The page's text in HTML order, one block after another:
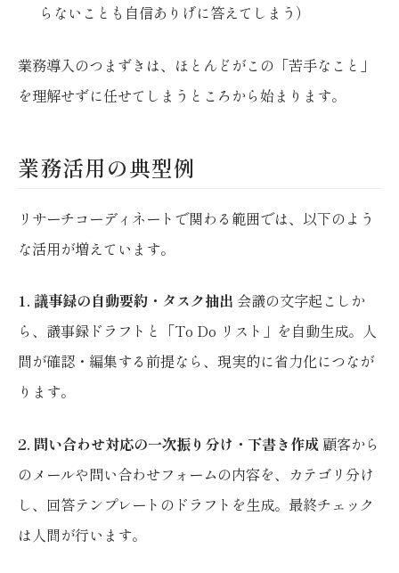
らないことも自信ありげに答えてしまう）
業務導入のつまずきは、ほとんどがこの「苦手なこと」
を理解せずに任せてしまうところから始まります。
業務活用の典型例
リサーチコーディネートで関わる範囲では、以下のよう
な活用が増えています。
1. 議事録の自動要約・タスク抽出 会議の文字起こしか
ら、議事録ドラフトと「To Do リスト」を自動生成。人
間が確認・編集する前提なら、現実的に省力化につなが
ります。
2. 問い合わせ対応の一次振り分け・下書き作成 顧客から
のメールや問い合わせフォームの内容を、カテゴリ分け
し、回答テンプレートのドラフトを生成。最終チェック
は人間が行います。